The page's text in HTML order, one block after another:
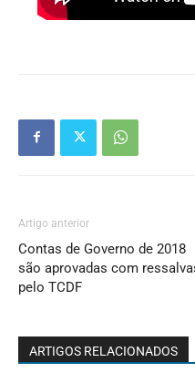
Artigo anterior
Contas de Governo de 2018
são aprovadas com
pelo TCDF
ARTIGOS RELACIONADOS